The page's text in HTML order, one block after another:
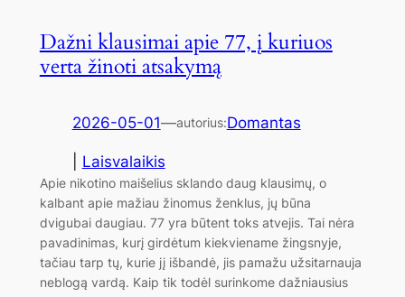
Dažni klausimai apie 77, į kuriuos
verta žinoti atsakymą
2026-05-01—autorius:Domantas
Laisvalaikis
Apie nikotino maišelius sklando daug klausimų, o
kalbant apie mažiau žinomus ženklus, jų būna
dvigubai daugiau. 77 yra būtent toks atvejis. Tai nėra
pavadinimas, kurį girdėtum kiekviename žingsnyje,
tačiau tarp tų, kurie jį išbandė, jis pamažu užsitarnauja
neblogą vardą. Kaip tik todėl surinkome dažniausius